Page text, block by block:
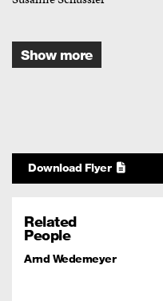
Show more
Download Flyer
Related
People
Arnd Wedemeyer